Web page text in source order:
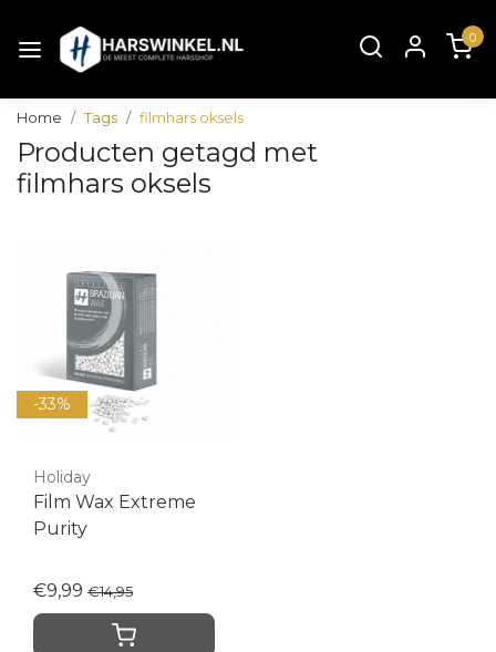
0
Home Tags filmhars oksels
Producten getagd met
filmhars oksels
-33%
Holiday
Film Wax Extreme
Purity
€9,99 €14,95